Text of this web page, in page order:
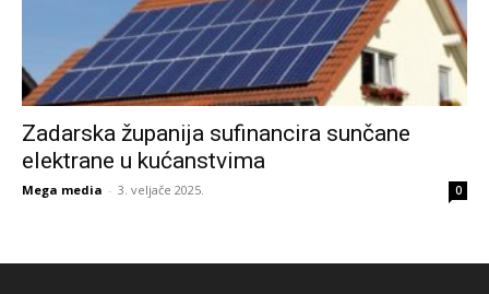
Zadarska županija sufinancira sunčane
elektrane u kućanstvima
Mega media - 3. veljače 2025. 0